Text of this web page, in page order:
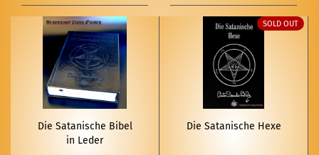
Die Sa­ta­ni­sche Bibel
in Leder
SOLD OUT
Die Sa­ta­ni­sche Hexe